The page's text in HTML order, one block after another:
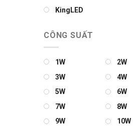
KingLED
CÔNG SUẤT
1W
2W
3W
4W
5W
6W
7W
8W
9W
10W